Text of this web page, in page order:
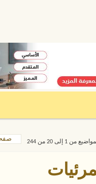
صفحة 1 1 إلى 20 من 244